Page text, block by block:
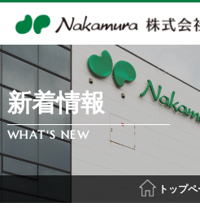
072-
会社紹介
新着情報
WHAT'S NEW
トップ